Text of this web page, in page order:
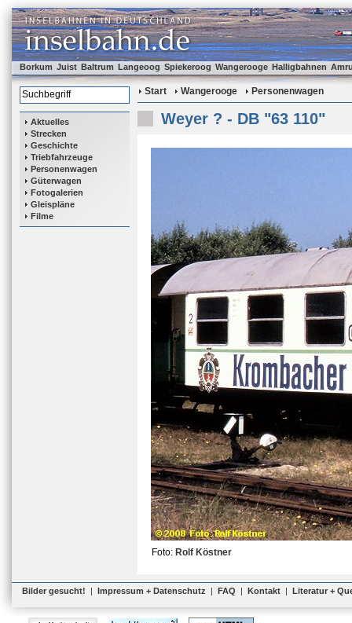
Borkum Juist Baltrum Langeoog Spiekeroog Wangerooge Halligbahnen
Aktuelles
Strecken
Geschichte
Triebfahrzeuge
Personenwagen
Güterwagen
Fotogalerien
Gleispläne
Filme
Start Wangerooge Personenwagen
Weyer ? - DB "63 110"
Foto: Rolf Köstner
Bilder gesucht! | Impressum + Datenschutz | FAQ | Kontakt | Literatur +